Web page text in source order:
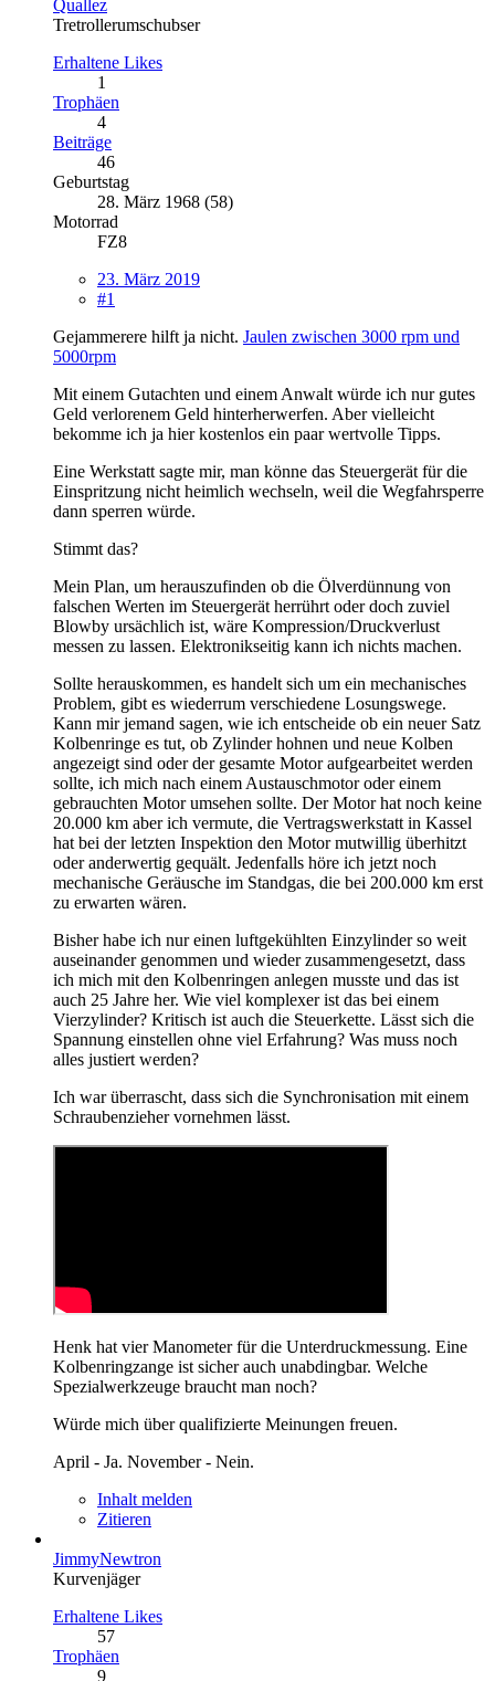
Quallez
Tretrollerumschubser
Erhaltene Likes
1
Trophäen
4
Beiträge
46
Geburtstag
28. März 1968 (58)
Motorrad
FZ8
23. März 2019
#1
Gejammerere hilft ja nicht. Jaulen zwischen 3000 rpm und
5000rpm
Mit einem Gutachten und einem Anwalt würde ich nur gutes
Geld verlorenem Geld hinterherwerfen. Aber vielleicht
bekomme ich ja hier kostenlos ein paar wertvolle Tipps.
Eine Werkstatt sagte mir, man könne das Steuergerät für die
Einspritzung nicht heimlich wechseln, weil die Wegfahrsperre
dann sperren würde.
Stimmt das?
Mein Plan, um herauszufinden ob die Ölverdünnung von
falschen Werten im Steuergerät herrührt oder doch zuviel
Blowby ursächlich ist, wäre Kompression/Druckverlust
messen zu lassen. Elektronikseitig kann ich nichts machen.
Sollte herauskommen, es handelt sich um ein mechanisches
Problem, gibt es wiederrum verschiedene Losungswege.
Kann mir jemand sagen, wie ich entscheide ob ein neuer Satz
Kolbenringe es tut, ob Zylinder hohnen und neue Kolben
angezeigt sind oder der gesamte Motor aufgearbeitet werden
sollte, ich mich nach einem Austauschmotor oder einem
gebrauchten Motor umsehen sollte. Der Motor hat noch keine
20.000 km aber ich vermute, die Vertragswerkstatt in Kassel
hat bei der letzten Inspektion den Motor mutwillig überhitzt
oder anderwertig gequält. Jedenfalls höre ich jetzt noch
mechanische Geräusche im Standgas, die bei 200.000 km erst
zu erwarten wären.
Bisher habe ich nur einen luftgekühlten Einzylinder so weit
auseinander genommen und wieder zusammengesetzt, dass
ich mich mit den Kolbenringen anlegen musste und das ist
auch 25 Jahre her. Wie viel komplexer ist das bei einem
Vierzylinder? Kritisch ist auch die Steuerkette. Lässt sich die
Spannung einstellen ohne viel Erfahrung? Was muss noch
alles justiert werden?
Ich war überrascht, dass sich die Synchronisation mit einem
Schraubenzieher vornehmen lässt.
Henk hat vier Manometer für die Unterdruckmessung. Eine
Kolbenringzange ist sicher auch unabdingbar. Welche
Spezialwerkzeuge braucht man noch?
Würde mich über qualifizierte Meinungen freuen.
April - Ja. November - Nein.
Inhalt melden
Zitieren
JimmyNewtron
Kurvenjäger
Erhaltene Likes
57
Trophäen
9